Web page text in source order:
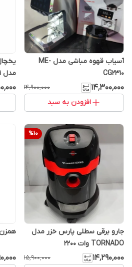
آسیاب قهوه مباشی مدل ME-
CG2310
۱۴٬۳۰۰٬۰۰۰ ۱۴٬۹۰۰٬۰۰۰
افزودن به سبد
مدل R21/F21 اکونومی
%10
جارو برقی سطلی پارس خزر مدل
TORNADO وات ۲۲۰۰
۱۴٬۲۹۰٬۰۰۰ ۱۵٬۹۰۰٬۰۰۰
همزن